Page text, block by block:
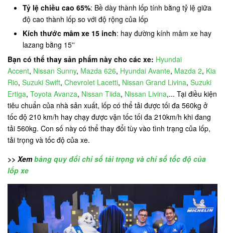
Tỷ lệ chiều cao 65%: Bề dày thành lốp tính bằng tỷ lệ giữa
độ cao thành lốp so với độ rộng của lốp
Kích thước mâm xe 15 inch: hay đường kính mâm xe hay
lazang bằng 15''
Bạn có thể thay sản phẩm này cho các xe: Hyundai
Accent, Nissan Sunny, Mazda 626, Hyundai Avante, Mazda 2, Kia
Rio, Suzuki Swift, Chevrolet Lacetti, Nissan Grand Livina, Suzuki
Ertiga, Toyota Avanza, Nissan Tiida, Nissan Livina,... Tại điều kiện
tiêu chuẩn của nhà sản xuất, lốp có thể tải được tối đa 560kg ở
tốc độ 210 km/h hay chạy được vận tốc tối đa 210km/h khi đang
tải 560kg. Con số này có thể thay đổi tùy vào tình trạng của lốp,
tải trọng và tốc độ của xe.
>> Xembảng quy đổi chỉ số tải trọng và chỉ số tốc độ của
lốp xe